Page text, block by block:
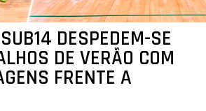
DESPEDEM-SE
DE VERÃO COM
FRENTE A